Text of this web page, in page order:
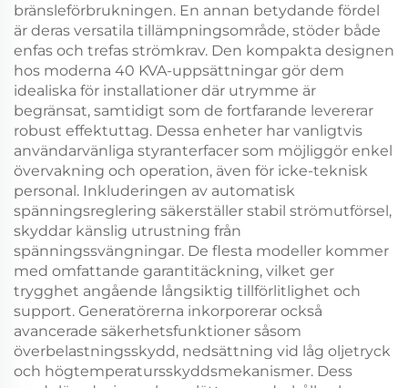
bränsleförbrukningen. En annan betydande fördel
är deras versatila tillämpningsområde, stöder både
enfas och trefas strömkrav. Den kompakta designen
hos moderna 40 KVA-uppsättningar gör dem
idealiska för installationer där utrymme är
begränsat, samtidigt som de fortfarande levererar
robust effektuttag. Dessa enheter har vanligtvis
användarvänliga styranterfacer som möjliggör enkel
övervakning och operation, även för icke-teknisk
personal. Inkluderingen av automatisk
spänningsreglering säkerställer stabil strömutförsel,
skyddar känslig utrustning från
spänningssvängningar. De flesta modeller kommer
med omfattande garantitäckning, vilket ger
trygghet angående långsiktig tillförlitlighet och
support. Generatörerna inkorporerar också
avancerade säkerhetsfunktioner såsom
överbelastningsskydd, nedsättning vid låg oljetryck
och högtemperatursskyddsmekanismer. Dess